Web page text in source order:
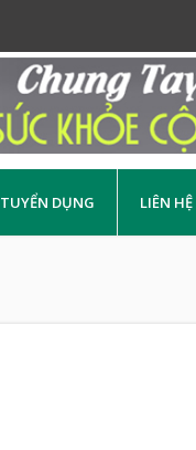
TUYỂN DỤNG LIÊN HỆ